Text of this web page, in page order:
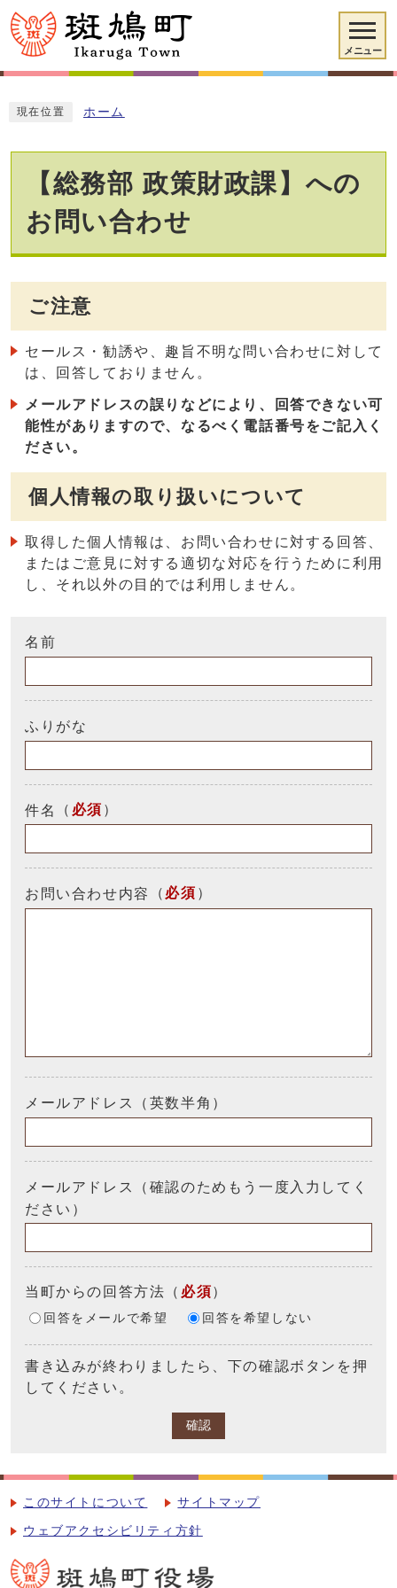
メニュー
現在位置 ホーム
【総務部 政策財政課】への
お問い合わせ
ご注意
セールス・勧誘や、趣旨不明な問い合わせに対して
は、回答しておりません。
メールアドレスの誤りなどにより、回答できない可
能性がありますので、なるべく電話番号をご記入く
ださい。
個人情報の取り扱いについて
取得した個人情報は、お問い合わせに対する回答、
またはご意見に対する適切な対応を行うために利用
し、それ以外の目的では利用しません。
名前
ふりがな
件名 （ 必須 ）
お問い合わせ内容 （ 必須 ）
メールアドレス（英数半角）
メールアドレス（確認のためもう一度入力してく
ださい）
当町からの回答方法 （ 必須）
回答をメールで希望 回答を希望しない
書き込みが終わりましたら、下の確認ボタンを押
してください。
確認
このサイトについて サイトマップ
ウェブアクセシビリティ方針